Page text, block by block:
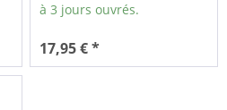
à 3 jours ouvrés.
17,95 € *